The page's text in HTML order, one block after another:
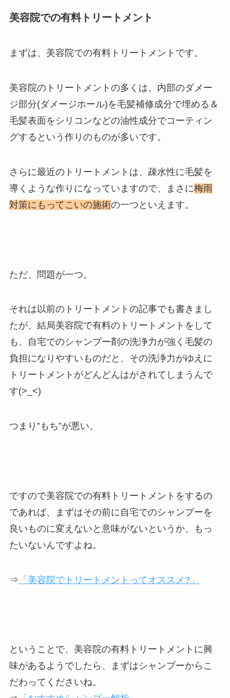
美容院での有料トリートメント
まずは、美容院での有料トリートメントです。
美容院のトリートメントの多くは、内部のダメー
ジ部分(ダメージホール)を毛髪補修成分で埋める＆
毛髪表面をシリコンなどの油性成分でコーティン
グするという作りのものが多いです。
さらに最近のトリートメントは、疎水性に毛髪を
導くような作りになっていますので、まさに梅雨
対策にもってこいの施術の一つといえます。
ただ、問題が一つ。
それは以前のトリートメントの記事でも書きまし
たが、結局美容院で有料のトリートメントをして
も、自宅でのシャンプー剤の洗浄力が強く毛髪の
負担になりやすいものだと、その洗浄力がゆえに
トリートメントがどんどんはがされてしまうんで
す(>_<)
つまり”もち”が悪い。
ですので美容院での有料トリートメントをするの
であれば、まずはその前に自宅でのシャンプーを
良いものに変えないと意味がないというか、もっ
たいないんですよね。
⇒ 「美容院でトリートメントってオススメ?」
ということで、美容院の有料トリートメントに興
味があるようでしたら、まずはシャンプーからこ
だわってくださいね。